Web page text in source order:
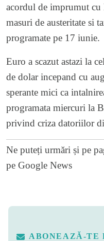
acordul de imprumut
masuri de austeritate si
programate pe 17 iunie.
Euro a scazut astazi la
de dolar incepand cu
sperante mici ca
programata miercuri la
privind criza datoriilor
Ne puteți urmări și pe
pe Google News
ABONEAZĂ-TE